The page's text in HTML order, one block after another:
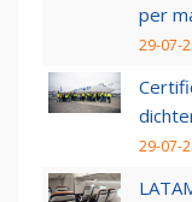
per
29-07-
29-07-